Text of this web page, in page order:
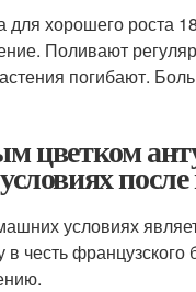
хорошего роста
Поливают
погибают.
цветком
условиях
честь